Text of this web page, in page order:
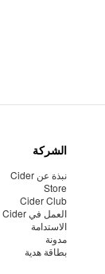
الشركة
نبذة عن Cider
Store
Cider Club
العمل في Cider
الاستدامة
مدونة
بطاقة هدية